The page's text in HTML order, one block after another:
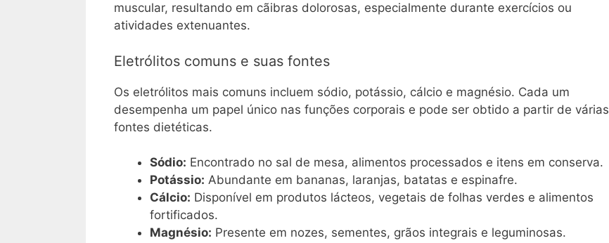
muscular, resultando em cãibras dolorosas, especialmente durante exercícios ou
atividades extenuantes.
Eletrólitos comuns e suas fontes
Os eletrólitos mais comuns incluem sódio, potássio, cálcio e magnésio. Cada um
desempenha um papel único nas funções corporais e pode ser obtido a partir de várias
fontes dietéticas.
Sódio: Encontrado no sal de mesa, alimentos processados e itens em conserva.
Potássio: Abundante em bananas, laranjas, batatas e espinafre.
Cálcio: Disponível em produtos lácteos, vegetais de folhas verdes e alimentos
fortificados.
Magnésio: Presente em nozes, sementes, grãos integrais e leguminosas.